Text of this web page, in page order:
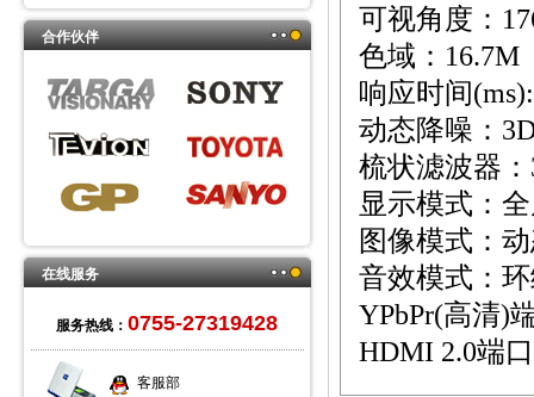
合作伙伴
在线服务
服务热线： 0755-27319428
客服部
可视角度：
色域： 16.7M
响应时间
动态降噪：
梳状滤波器：
显示模式：
图像模式：
音效模式：
YPbPr(高清)
HDMI 2.0端